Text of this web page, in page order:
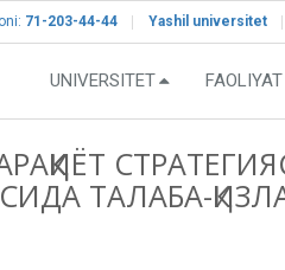
71-203-44-44 Yashil universitet
UNIVERSITET FAOLIYAT
ТАЛАБА-